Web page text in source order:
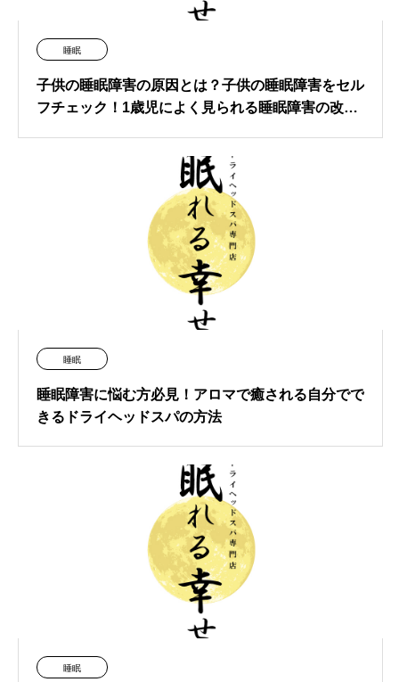
睡眠
子供の睡眠障害の原因とは？子供の睡眠障害をセル
フチェック！1歳児によく見られる睡眠障害の改善
睡眠
睡眠障害に悩む方必見！アロマで癒される自分でで
きるドライヘッドスパの方法
睡眠